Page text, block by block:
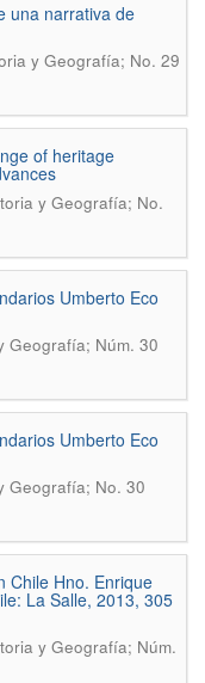
una narrativa de
y Geografí­a; No. 29
of heritage
y Geografí­a; No.
Umberto Eco
Geografía; Núm. 30
Umberto Eco
Geografí­a; No. 30
Chile Hno. Enrique
La Salle, 2013, 305
y Geografía; Núm.